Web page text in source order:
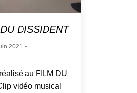
DISSIDENT
2021
au FILM DU
vidéo musical